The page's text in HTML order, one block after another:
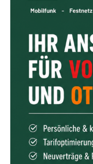
NACHRICHT...